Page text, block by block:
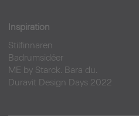
Inspiration
Stilfinnaren
Badrumsidéer
ME by Starck. Bara du.
Duravit Design Days 2022